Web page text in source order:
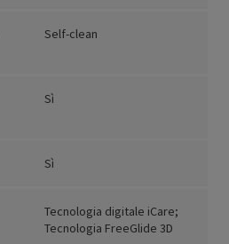
Self-clean
Sì
Sì
Tecnologia digitale iCare;
Tecnologia FreeGlide 3D